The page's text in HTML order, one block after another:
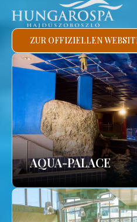
ZUR OFFIZIELLEN
AQUA-PALACE